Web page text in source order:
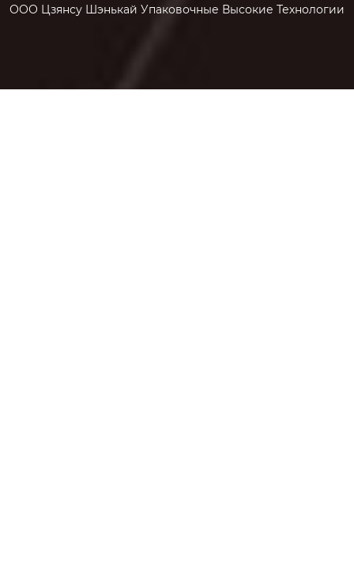
ООО Цзянсу Шэнькай Упаковочные Высокие Технологии